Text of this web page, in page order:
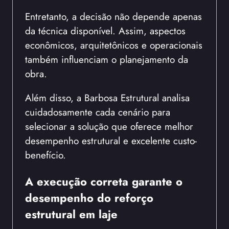
Entretanto, a decisão não depende apenas
da técnica disponível. Assim, aspectos
econômicos, arquitetônicos e operacionais
também influenciam o planejamento da
obra.
Além disso, a Barbosa Estrutural analisa
cuidadosamente cada cenário para
selecionar a solução que oferece melhor
desempenho estrutural e excelente custo-
benefício.
A execução correta garante o
desempenho do reforço
estrutural em laje